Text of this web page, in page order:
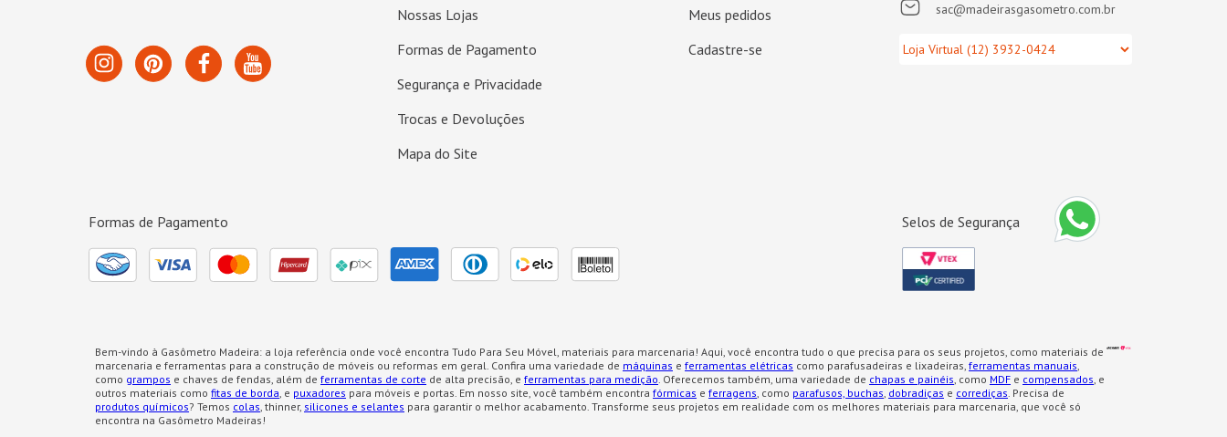
Nossas Lojas
Formas de Pagamento
Segurança e Privacidade
Trocas e Devoluções
Mapa do Site
Meus pedidos
Cadastre-se
sac@madeirasgasometro.com.br
Formas de Pagamento Selos de Segurança
Bem-vindo à Gasômetro Madeira: a loja referência onde você encontra Tudo Para Seu Móvel, materiais para marcenaria! Aqui, você encontra tudo o que precisa para os seus projetos, como materiais de
marcenaria e ferramentas para a construção de móveis ou reformas em geral. Confira uma variedade de máquinas e ferramentas elétricas como parafusadeiras e lixadeiras, ferramentas manuais,
como grampos e chaves de fendas, além de ferramentas de corte de alta precisão, e ferramentas para medição. Oferecemos também, uma variedade de chapas e painéis, como MDF e compensados, e
outros materiais como fitas de borda, e puxadores para móveis e portas. Em nosso site, você também encontra fórmicas e ferragens, como parafusos, buchas, dobradiças e corrediças. Precisa de
produtos químicos? Temos colas, thinner, silicones e selantes para garantir o melhor acabamento. Transforme seus projetos em realidade com os melhores materiais para marcenaria, que você só
encontra na Gasômetro Madeiras!